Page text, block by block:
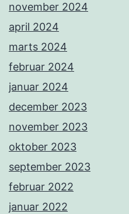
november 2024
april 2024
marts 2024
februar 2024
januar 2024
december 2023
november 2023
oktober 2023
september 2023
februar 2022
januar 2022